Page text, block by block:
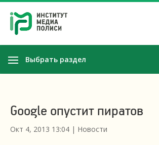
Выбрать раздел
Google опустит пиратов
Окт 4, 2013 13:04 | Новости